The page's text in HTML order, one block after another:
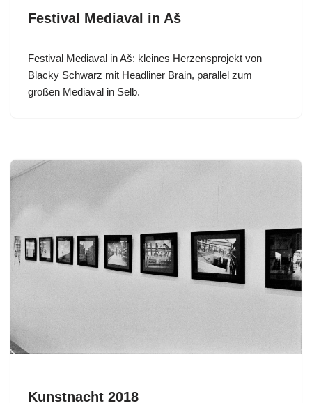
Festival Mediaval in Aš
Festival Mediaval in Aš: kleines Herzensprojekt von
Blacky Schwarz mit Headliner Brain, parallel zum
großen Mediaval in Selb.
Kunstnacht 2018